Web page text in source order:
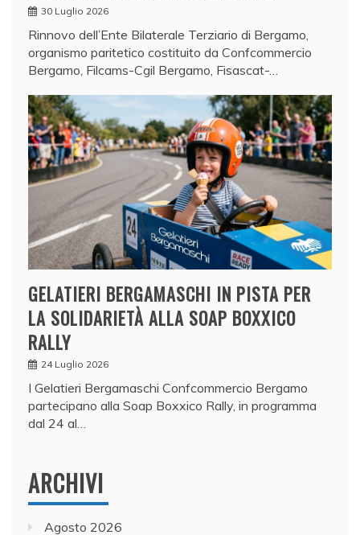
30 Luglio 2026
Rinnovo dell’Ente Bilaterale Terziario di Bergamo,
organismo paritetico costituito da Confcommercio
Bergamo, Filcams-Cgil Bergamo, Fisascat-…
GELATIERI BERGAMASCHI IN PISTA PER
LA SOLIDARIETÀ ALLA SOAP BOXXICO
RALLY
24 Luglio 2026
I Gelatieri Bergamaschi Confcommercio Bergamo
partecipano alla Soap Boxxico Rally, in programma
dal 24 al…
ARCHIVI
Agosto 2026